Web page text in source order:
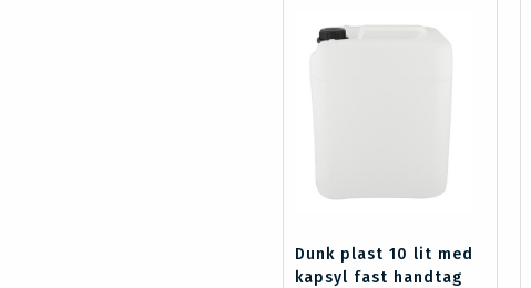
Dunk plast 10 lit med
kapsyl fast handtag